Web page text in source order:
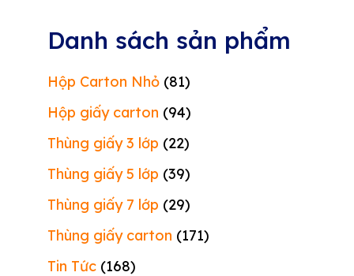
Danh sách sản phẩm
Hộp Carton Nhỏ (81)
Hộp giấy carton (94)
Thùng giấy 3 lớp (22)
Thùng giấy 5 lớp (39)
Thùng giấy 7 lớp (29)
Thùng giấy carton (171)
Tin Tức (168)